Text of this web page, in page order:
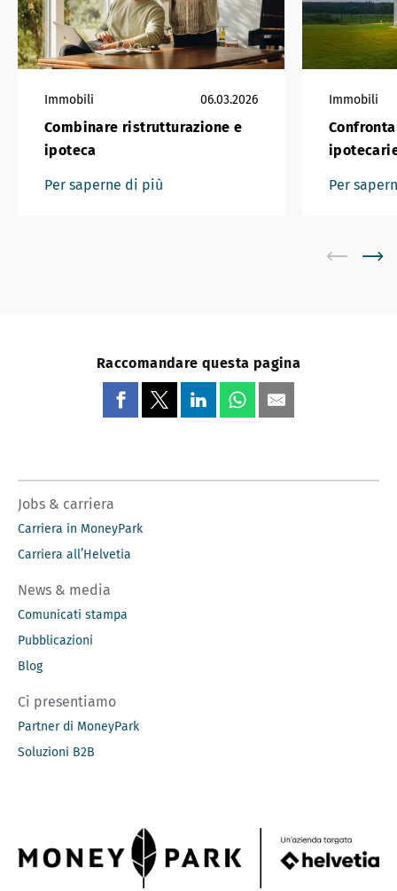
Immobili 06.03.2026
Combinare ristrutturazione e
ipoteca
Per saperne di più
Immobili
Per
Raccomandare questa pagina
Jobs & carriera
Carriera in MoneyPark
Carriera all’Helvetia
News & media
Comunicati stampa
Pubblicazioni
Blog
Ci presentiamo
Partner di MoneyPark
Soluzioni B2B